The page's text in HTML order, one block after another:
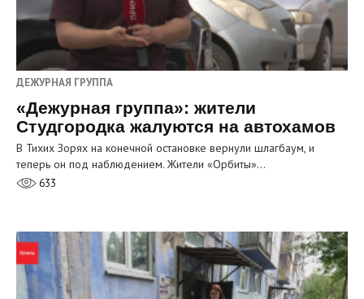
ДЕЖУРНАЯ ГРУППА
«Дежурная группа»: жители
Студгородка жалуются на автохамов
В Тихих Зорях на конечной остановке вернули шлагбаум, и
теперь он под наблюдением. Жители «Орбиты»…
633